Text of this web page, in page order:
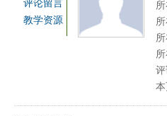
评论留言
教学资源
评
本